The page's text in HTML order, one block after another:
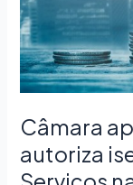
Câmara
autoriza
Imposto
sobre
Serviços
na
do
Feminina